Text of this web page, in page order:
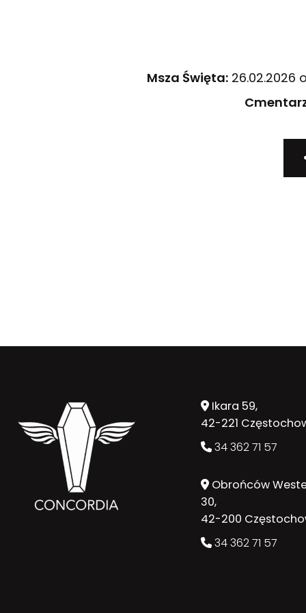
Msza Święta: 26.02.2026
Ikara 59,
42-221
34 362 71 57
Obrońców
30,
42-200
34 362 71 57